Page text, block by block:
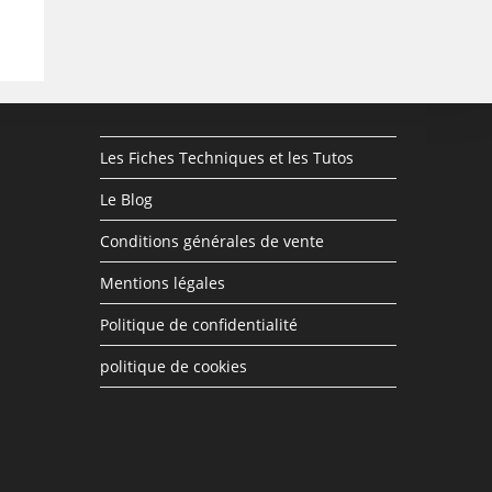
Les Fiches Techniques et les Tutos
Le Blog
Conditions générales de vente
Mentions légales
Politique de confidentialité
politique de cookies